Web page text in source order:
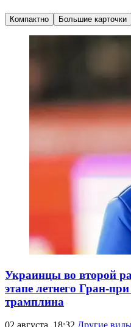
Компактно Большие карточки
Украинцы во второй
этапе летнего Гран-
трамплина